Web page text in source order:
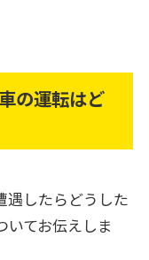
の運転はど
遇したらどうした
いてお伝えしま